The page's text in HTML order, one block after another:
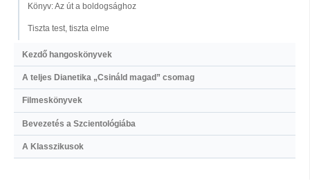
Könyv: Az út a boldogsághoz
Tiszta test, tiszta elme
Kezdő hangoskönyvek
A teljes Dianetika „Csináld magad” csomag
Filmeskönyvek
Bevezetés a Szcientológiába
A Klasszikusok